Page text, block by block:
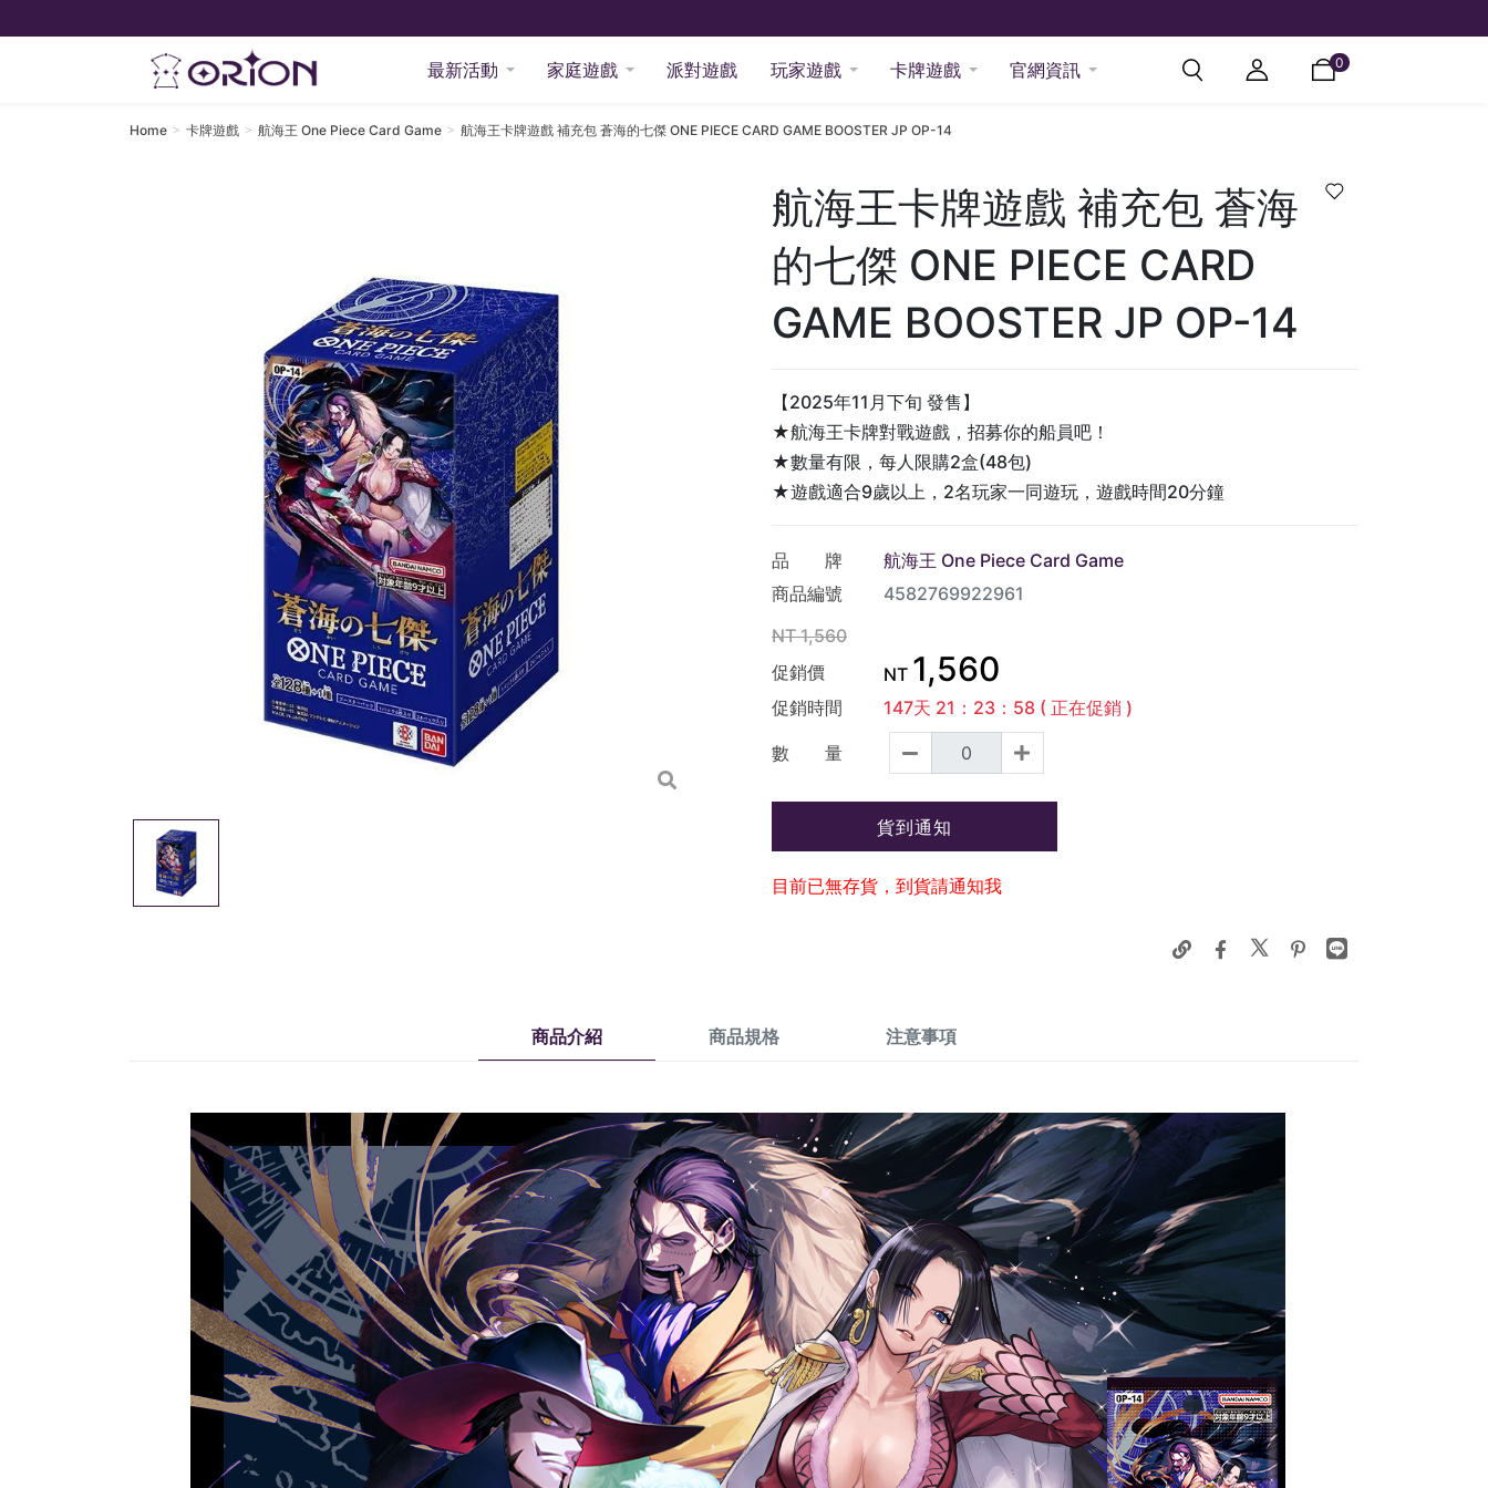
最新活動 家庭遊戲 派對遊戲 玩家遊戲 卡牌遊戲 官網資訊 0
Home 卡牌遊戲 航海王 One Piece Card Game 航海王卡牌遊戲 補充包 蒼海的七傑 ONE PIECE CARD GAME BOOSTER JP OP-14
航海王卡牌遊戲 補充包 蒼海
的七傑 ONE PIECE CARD
GAME BOOSTER JP OP-14
【2025年11月下旬 發售】
★航海王卡牌對戰遊戲，招募你的船員吧！
★數量有限，每人限購2盒(48包)
★遊戲適合9歲以上，2名玩家一同遊玩，遊戲時間20分鐘
品 牌
航海王 One Piece Card Game
商品編號
4582769922961
NT1,560
促銷價
NT 1,560
促銷時間 147天 21 ： 23： 56 ( 正在促銷 )
數 量
貨到通知
目前已無存貨，到貨請通知我
商品介紹 商品規格 注意事項